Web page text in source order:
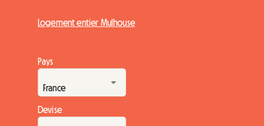
Logement entier Mulhouse
Pays
Devise